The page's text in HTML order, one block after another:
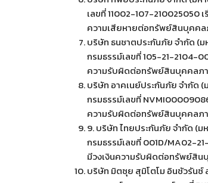
เลขที่ 11002-107-210025050
ความเสียหายต่อทรัพย์สินบุคค
บริษัท ธนชาตประกันภัย จำกัด (ม
กรมธรรม์เลขที่ 105-21-2104-
ความรับผิดต่อทรัพย์สินบุคคลภ
บริษัท อาคเนย์ประกันภัย จำกัด (
กรมธรรม์เลขที่
ความรับผิดต่อทรัพย์สินบุคคลภ
9. บริษัท ไทยประกันภัย จำกัด (ม
กรมธรรม์เลขที่ 001D/MA02-
มีวงเงินความรับผิดต่อทรัพย์สิ
บริษัท มิตซุย สุมิโตโม อินชัวรันซ์